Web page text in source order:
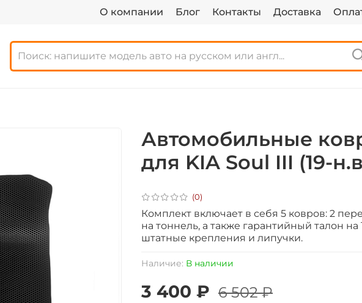
О компании Блог Контакты Доставка
(0)
Наличие: В наличии
Автомобильные
для KIA Soul III (19-
3 400 ₽ 6 502 ₽
Комплект включает в себя 5 ковров: 2
на тоннель, а также гарантийный талон на
штатные крепления и липучки.